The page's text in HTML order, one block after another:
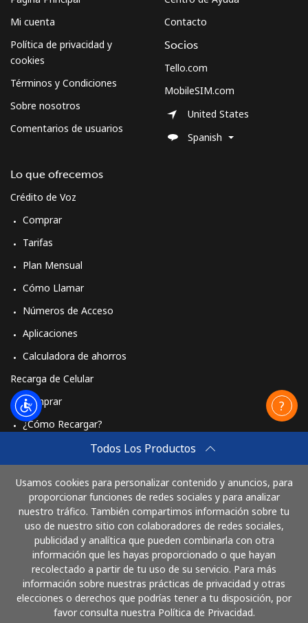
Todos Los Productos
Usamos cookies para personalizar contenido y anuncios, para
proporcionar funciones de redes sociales y para analizar
nuestro tráfico. También compartimos información sobre tu
uso de nuestro sitio con colaboradores de redes sociales,
publicidad y analítica que pueden combinarla con otra
información que les hayas proporcionado o que hayan
recolectado a partir de tu uso de su servicio. Para más
información sobre nuestras prácticas de privacidad y otras
elecciones o derechos que podrías tener a tu disposición, por
favor consulta nuestra Política de Privacidad.
Mi cuenta
Política de privacidad y
cookies
Términos y Condiciones
Sobre nosotros
Comentarios de usuarios
Lo que ofrecemos
Crédito de Voz
Comprar
Tarifas
Plan Mensual
Cómo Llamar
Números de Acceso
Aplicaciones
Calculadora de ahorros
Recarga de Celular
Comprar
¿Cómo Recargar?
Comprar
Cómo funciona
Contacto
Socios
Tello.com
MobileSIM.com
United States
Spanish
Paga con